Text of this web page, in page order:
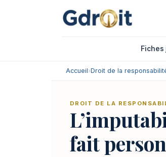
Accueil›Droit de la
DROIT DE LA
fait